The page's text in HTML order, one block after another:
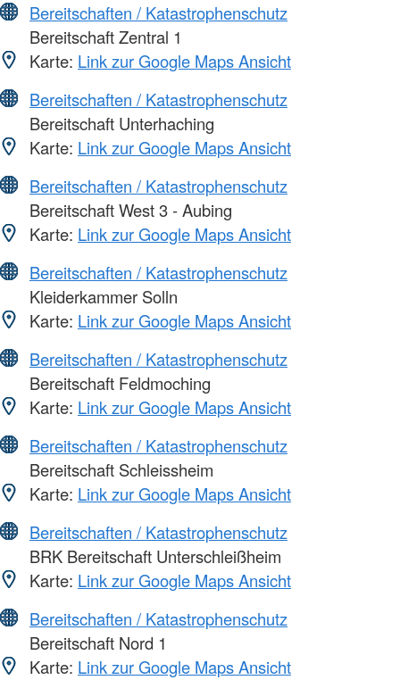
Bereitschaften / Katastrophenschutz
Bereitschaft Zentral 1
Karte: Link zur Google Maps Ansicht
Bereitschaften / Katastrophenschutz
Bereitschaft Unterhaching
Karte: Link zur Google Maps Ansicht
Bereitschaften / Katastrophenschutz
Bereitschaft West 3 - Aubing
Karte: Link zur Google Maps Ansicht
Bereitschaften / Katastrophenschutz
Kleiderkammer Solln
Karte: Link zur Google Maps Ansicht
Bereitschaften / Katastrophenschutz
Bereitschaft Feldmoching
Karte: Link zur Google Maps Ansicht
Bereitschaften / Katastrophenschutz
Bereitschaft Schleissheim
Karte: Link zur Google Maps Ansicht
Bereitschaften / Katastrophenschutz
BRK Bereitschaft Unterschleißheim
Karte: Link zur Google Maps Ansicht
Bereitschaften / Katastrophenschutz
Bereitschaft Nord 1
Karte: Link zur Google Maps Ansicht